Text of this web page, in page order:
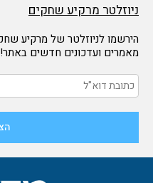
ניוזלטר מרקיע שחקים
הירשמו לניוזלטר של מרקיע
מאמרים ועדכונים חדשים באתר!